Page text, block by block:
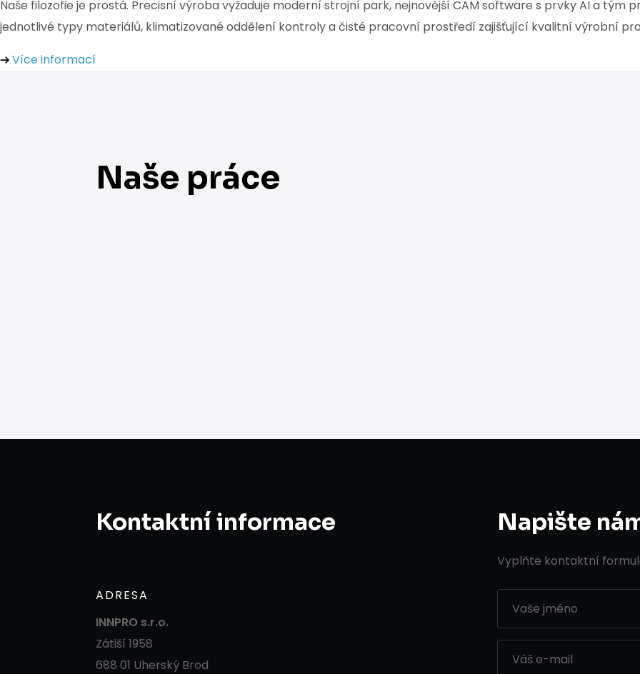
Naše filozofie je prostá. Precisní výroba vyžaduje moderní strojní park, nejnovější CAM software s prvky AI a tým
jednotlivé typy materiálů, klimatizované oddělení kontroly a čisté pracovní prostředí zajišťující kvalitní výrobní
Více informací
Naše práce
Kontaktní informace
ADRESA
INNPRO s.r.o.
Zátiší 1958
688 01 Uherský Brod
Napište
Vyplňte kontaktní